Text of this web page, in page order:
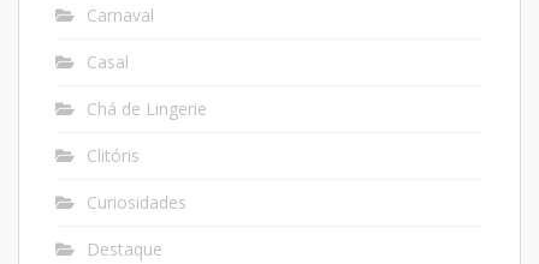
Carnaval
Casal
Chá de Lingerie
Clitóris
Curiosidades
Destaque